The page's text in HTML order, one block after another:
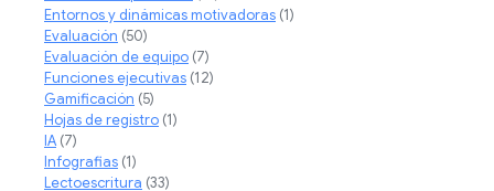
Entornos y dinámicas motivadoras (1)
Evaluación (50)
Evaluación de equipo (7)
Funciones ejecutivas (12)
Gamificación (5)
Hojas de registro (1)
IA (7)
Infografias (1)
Lectoescritura (33)